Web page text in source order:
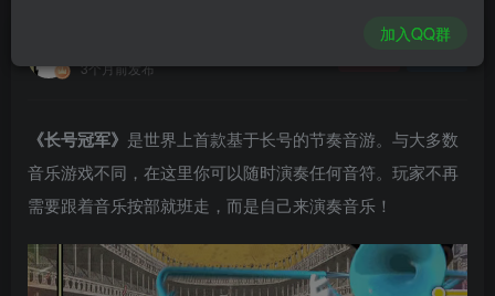
3个月前发布
《长号冠军》 是世界上首款基于长号的节奏音游。与大多数
音乐游戏不同，在这里你可以随时演奏任何音符。玩家不再
需要跟着音乐按部就班走，而是自己来演奏音乐！
加入QQ群